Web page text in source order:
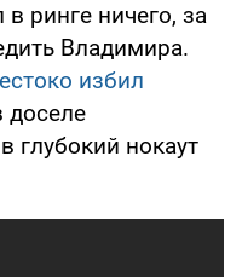
ринге ничего, за
Владимира.
избил
доселе
глубокий нокаут